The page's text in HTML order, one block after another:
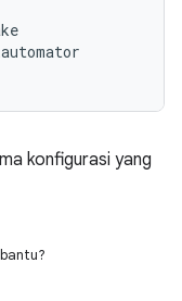
konfigurasi yang